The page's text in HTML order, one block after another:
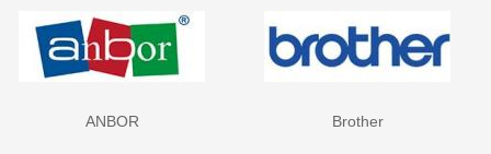
ANBOR Brother